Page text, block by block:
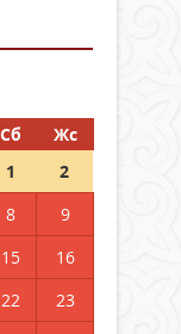
Сб
Жс
1
2
8
9
15
16
22
23